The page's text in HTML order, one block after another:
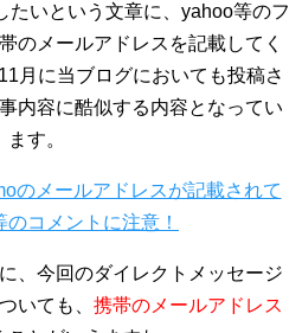
たいという文章に、yahoo等のフ
のメールアドレスを記載してく
月に当ブログにおいても投稿さ
内容に酷似する内容となってい
ます。
のメールアドレスが記載されて
のコメントに注意！
、今回のダイレクトメッセージ
いても、 携帯のメールアドレス